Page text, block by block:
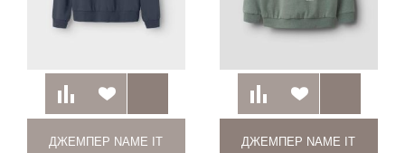
ДЖЕМПЕР NAME IT ДЖЕМПЕР NAME IT